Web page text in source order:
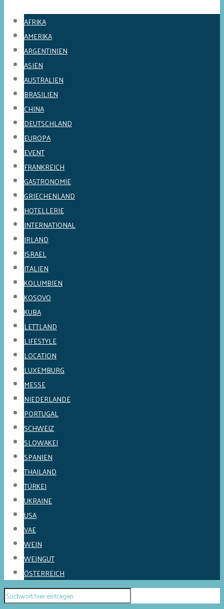
AFRIKA
AMERIKA
ARGENTINIEN
ASIEN
AUSTRALIEN
BRASILIEN
CHINA
DEUTSCHLAND
EUROPA
EVENT
FRANKREICH
GASTRONOMIE
GRIECHENLAND
HOTELLERIE
INTERNATIONAL
IRLAND
ISRAEL
ITALIEN
KOLUMBIEN
KOSOVO
KUBA
LETTLAND
LIFESTYLE
LOCATION
LUXEMBURG
MESSE
NIEDERLANDE
PORTUGAL
SCHWEIZ
SLOWAKEI
SPANIEN
THAILAND
TÜRKEI
UKRAINE
USA
VAE
WEIN
WEINGUT
ÖSTERREICH